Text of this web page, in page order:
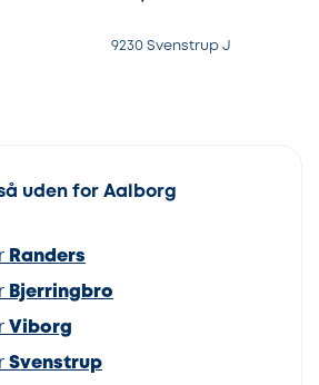
9230 Svenstrup J
uden for Aalborg
Randers
Bjerringbro
Viborg
Svenstrup